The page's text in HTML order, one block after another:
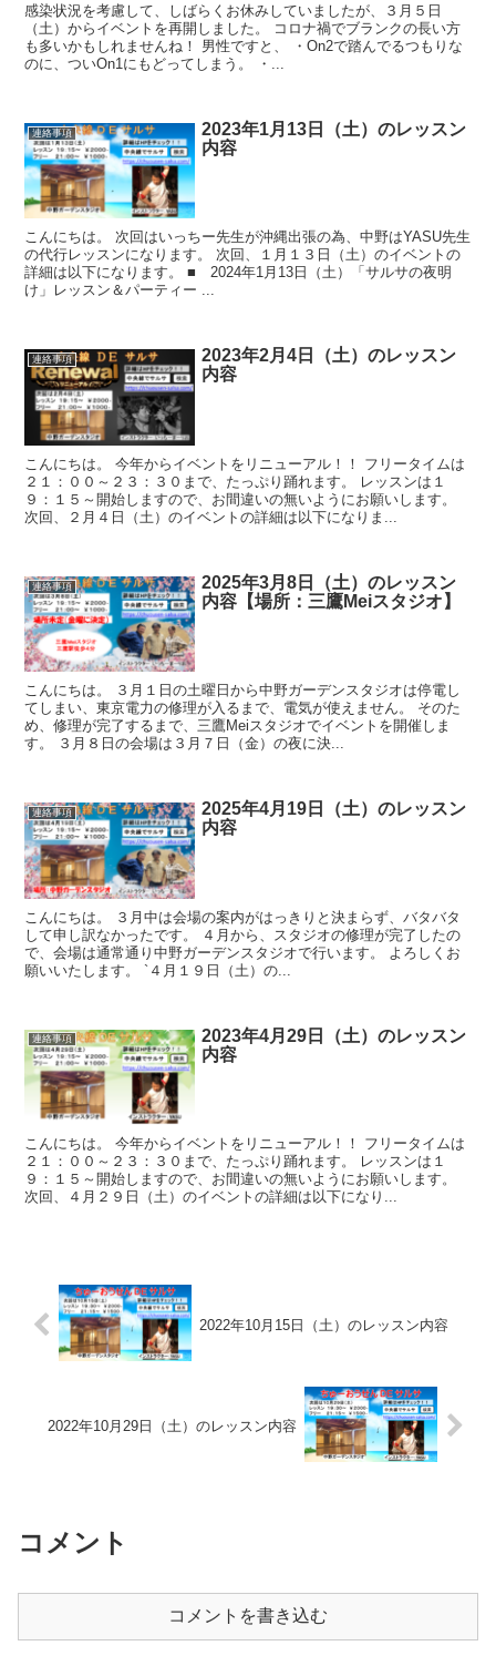
感染状況を考慮して、しばらくお休みしていましたが、３月５日
（土）からイベントを再開しました。 コロナ禍でブランクの長い方
も多いかもしれませんね！ 男性ですと、 ・On2で踏んでるつもりな
のに、ついOn1にもどってしまう。 ・...
連絡事項
2023年1月13日（土）のレッスン
内容
こんにちは。 次回はいっちー先生が沖縄出張の為、中野はYASU先生
の代行レッスンになります。 次回、１月１３日（土）のイベントの
詳細は以下になります。 ■ 2024年1月13日（土）「サルサの夜明
け」レッスン＆パーティー ...
連絡事項
2023年2月4日（土）のレッスン
内容
こんにちは。 今年からイベントをリニューアル！！ フリータイムは
２１：００～２３：３０まで、たっぷり踊れます。 レッスンは１
９：１５～開始しますので、お間違いの無いようにお願いします。
次回、２月４日（土）のイベントの詳細は以下になりま...
連絡事項
2025年3月8日（土）のレッスン
内容【場所：三鷹Meiスタジオ】
こんにちは。 ３月１日の土曜日から中野ガーデンスタジオは停電し
てしまい、東京電力の修理が入るまで、電気が使えません。 そのた
め、修理が完了するまで、三鷹Meiスタジオでイベントを開催しま
す。 ３月８日の会場は３月７日（金）の夜に決...
連絡事項
2025年4月19日（土）のレッスン
内容
こんにちは。 ３月中は会場の案内がはっきりと決まらず、バタバタ
して申し訳なかったです。 ４月から、スタジオの修理が完了したの
で、会場は通常通り中野ガーデンスタジオで行います。 よろしくお
願いいたします。 `４月１９日（土）の...
連絡事項
2023年4月29日（土）のレッスン
内容
こんにちは。 今年からイベントをリニューアル！！ フリータイムは
２１：００～２３：３０まで、たっぷり踊れます。 レッスンは１
９：１５～開始しますので、お間違いの無いようにお願いします。
次回、４月２９日（土）のイベントの詳細は以下になり...
2022年10月15日（土）のレッスン内容
2022年10月29日（土）のレッスン内容
コメント
コメントを書き込む